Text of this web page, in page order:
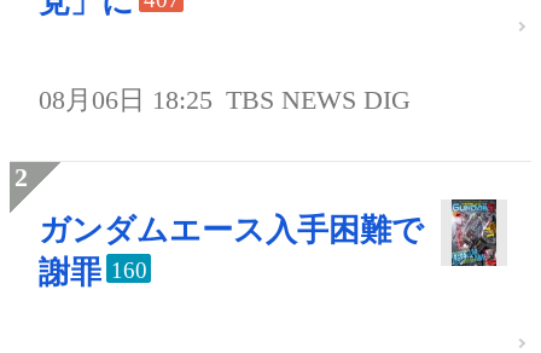
08月06日 18:25 TBS NEWS DIG
ガンダムエース入手困難で
謝罪 160